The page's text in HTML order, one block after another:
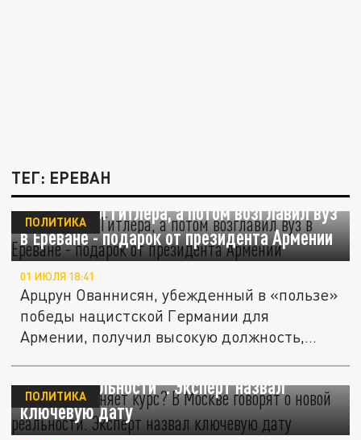
ТЕГ: ЕРЕВАН
Поддержал Гитлера, а потом возглавил вуз
в Ереване - подарок от президента Армении
ПОЛИТИКА
01 ИЮЛЯ 18:41
Арцрун Ованнисян, убежденный в «пользе»
победы нацистской Германии для
Армении, получил высокую должность,
Армения меняет курс? В Москве говорят о
"новой реальности". Эксперт назвал
ключевую дату
ПОЛИТИКА